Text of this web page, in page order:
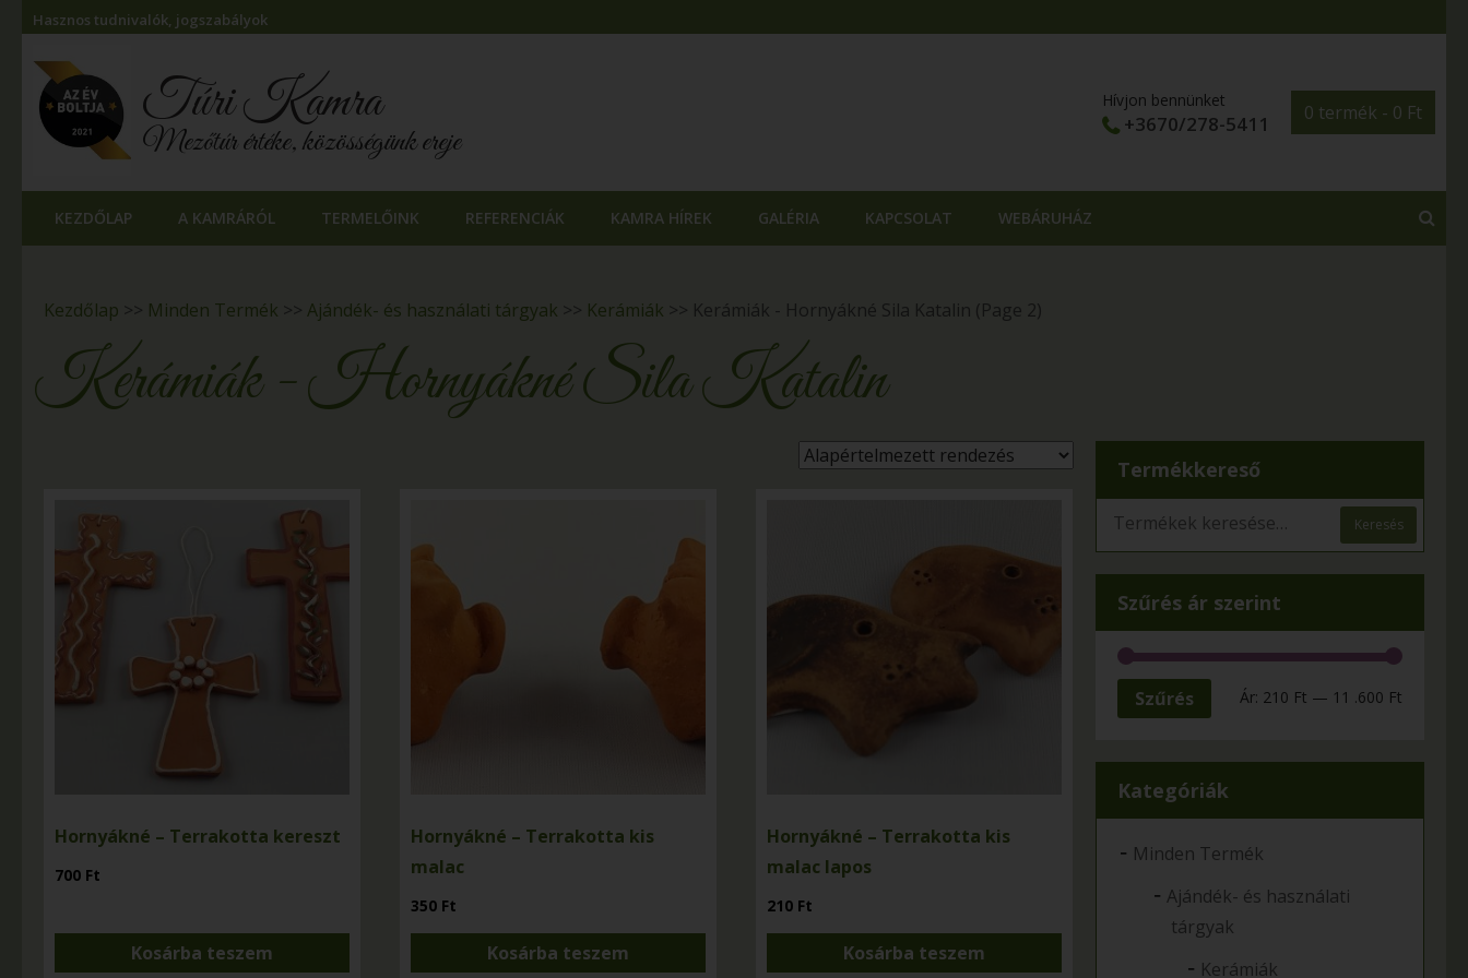
Hasznos tudnivalók, jogszabályok
Túri Kamra
Mezőtúr értéke, közösségünk ereje
0 termék - 0 Ft
Hívjon bennünket
+3670/278-5411
KEZDŐLAP A KAMRÁRÓL TERMELŐINK REFERENCIÁK KAMRA HÍREK GALÉRIA KAPCSOLAT WEBÁRUHÁZ
Kezdőlap >> Minden Termék >> Ajándék- és használati tárgyak >> Kerámiák >> Kerámiák - Hornyákné Sila Katalin (Page 2)
Kerámiák - Hornyákné Sila Katalin
Hornyákné – Terrakotta kereszt
700 Ft
Kosárba teszem
Hornyákné – Terrakotta kis
malac
350 Ft
Kosárba teszem
Hornyákné – Terrakotta kis
malac lapos
210 Ft
Kosárba teszem
Termékkereső
Keresés
Szűrés ár szerint
Szűrés Ár: 210 Ft — 11 .600 Ft
Kategóriák
- Minden Termék
- Ajándék- és használati
tárgyak
- Kerámiák